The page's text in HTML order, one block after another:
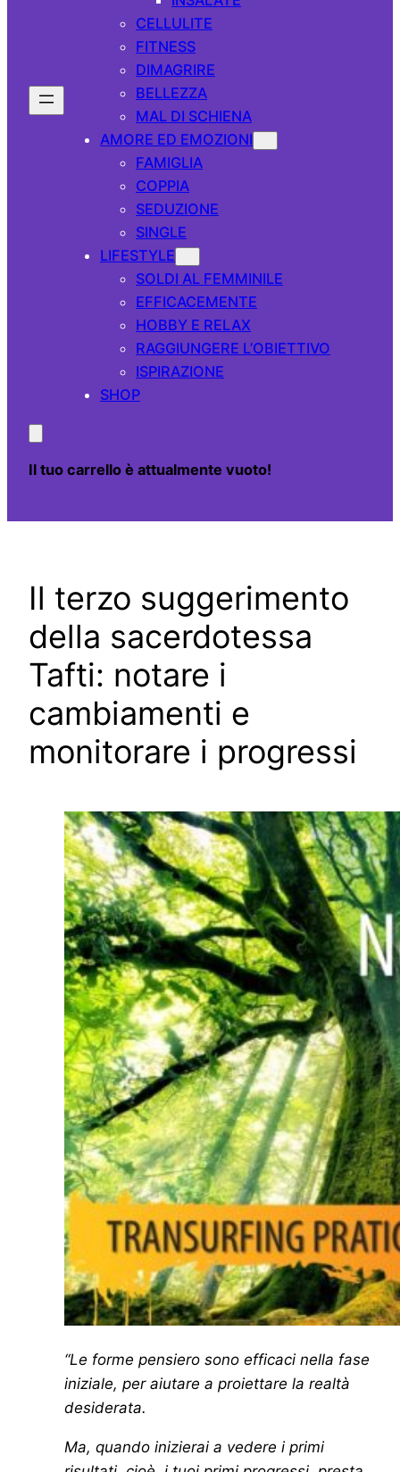
CELLULITE
FITNESS
DIMAGRIRE
BELLEZZA
MAL DI SCHIENA
AMORE ED EMOZIONI
FAMIGLIA
COPPIA
SEDUZIONE
SINGLE
LIFESTYLE
SOLDI AL FEMMINILE
EFFICACEMENTE
HOBBY E RELAX
RAGGIUNGERE L’OBIETTIVO
ISPIRAZIONE
SHOP
Il tuo carrello è attualmente vuoto!
Il terzo suggerimento
della sacerdotessa
Tafti: notare i
cambiamenti e
monitorare i progressi
“Le forme pensiero sono efficaci nella fase
iniziale, per aiutare a proiettare la realtà
desiderata.
Ma, quando inizierai a vedere i primi